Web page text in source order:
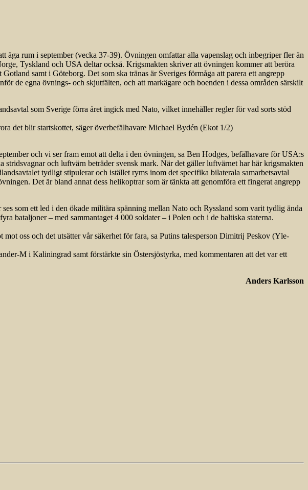
äga rum i september (vecka 37-39). Övningen omfattar alla vapenslag och inbegriper fler än
Tyskland och USA deltar också. Krigsmakten skriver att övningen kommer att beröra
samt i Göteborg. Det som ska tränas är Sveriges förmåga att parera ett angrepp
de egna övnings- och skjutfälten, och att markägare och boenden i dessa områden särskilt
som Sverige förra året ingick med Nato, vilket innehåller regler för vad sorts stöd
det blir startskottet, säger överbefälhavare Michael Bydén (Ekot 1/2)
och vi ser fram emot att delta i den övningen, sa Ben Hodges, befälhavare för USA:s
och luftvärn beträder svensk mark. När det gäller luftvärnet har här krigsmakten
tydligt stipulerar och istället ryms inom det specifika bilaterala samarbetsavtal
Det är bland annat dess helikoptrar som är tänkta att genomföra ett fingerat angrepp
som ett led i den ökade militära spänning mellan Nato och Ryssland som varit tydlig ända
bataljoner – med sammantaget 4 000 soldater – i Polen och i de baltiska staterna.
oss och det utsätter vår säkerhet för fara, sa Putins talesperson Dimitrij Peskov (Yle-
M i Kaliningrad samt förstärkte sin Östersjöstyrka, med kommentaren att det var ett
Anders Karlsson